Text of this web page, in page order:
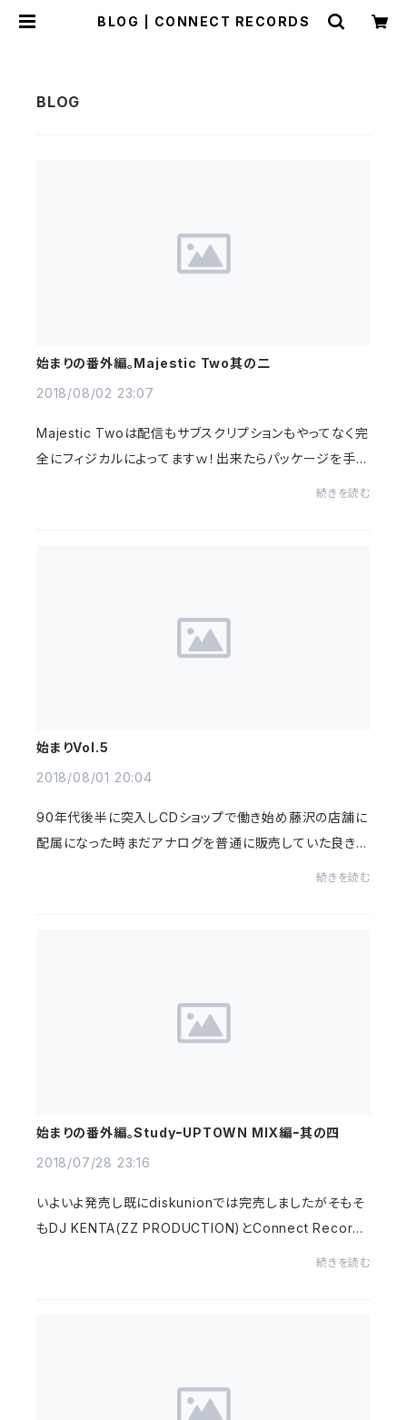
BLOG | CONNECT RECORDS
始まりの番外編。Majestic Two其の二
2018/08/02 23:07
Majestic Twoは配信もサブスクリプションもやってなく完
全にフィジカルによってますｗ！出来たらパッケージを手に
続きを読む
始まりVol.5
2018/08/01 20:04
90年代後半に突入しCDショップで働き始め藤沢の店舗に
配属になった時まだアナログを普通に販売していた良き時
続きを読む
始まりの番外編。StudyｰUPTOWN MIX編ｰ其の四
2018/07/28 23:16
いよいよ発売し既にdiskunionでは完売しましたがそもそ
もDJ KENTA(ZZ PRODUCTION)とConnect Records
続きを読む